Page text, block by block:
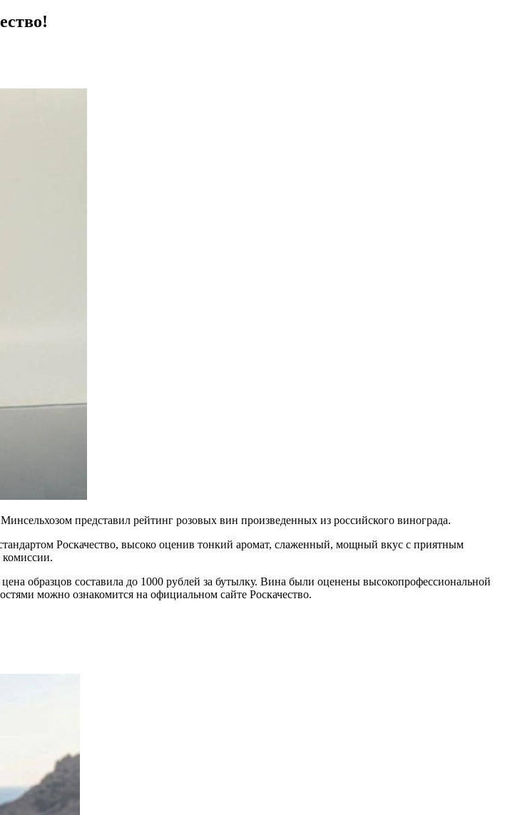
представил рейтинг розовых вин произведенных из российского винограда.
Роскачество, высоко оценив тонкий аромат, слаженный, мощный вкус с приятным
комиссии.
образцов составила до 1000 рублей за бутылку. Вина были оценены высокопрофессиональной
можно ознакомится на официальном сайте Роскачество.